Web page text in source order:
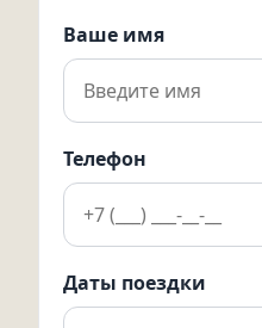
Ваше имя
Телефон
Даты поездки